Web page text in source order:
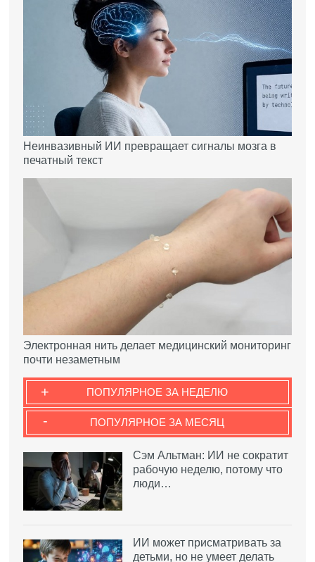
Неинвазивный ИИ превращает сигналы мозга в
печатный текст
Электронная нить делает медицинский мониторинг
почти незаметным
ПОПУЛЯРНОЕ ЗА НЕДЕЛЮ
+
ПОПУЛЯРНОЕ ЗА МЕСЯЦ
-
Сэм Альтман: ИИ не сократит
рабочую неделю, потому что
люди…
ИИ может присматривать за
детьми, но не умеет делать